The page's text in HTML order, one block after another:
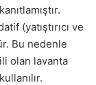
(yatıştırıcı ve
Bu nedenle
olan lavanta